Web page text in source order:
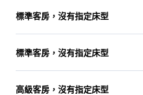
標準客房，沒有指定床型
標準客房，沒有指定床型
高級客房，沒有指定床型